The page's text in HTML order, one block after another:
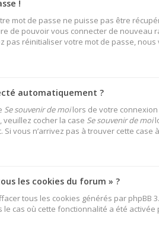
!
mot de passe ne puisse pas être
de pouvoir vous connecter de nouveau
pas réinitialiser votre mot de passe,
automatiquement ?
Se souvenir de moilors de votre connexion
veuillez cocher la case Se souvenir de moi
Si vous n’arrivez pas à trouver cette
les cookies du forum » ?
tous les cookies générés par
le cas où cette fonctionnalité a été